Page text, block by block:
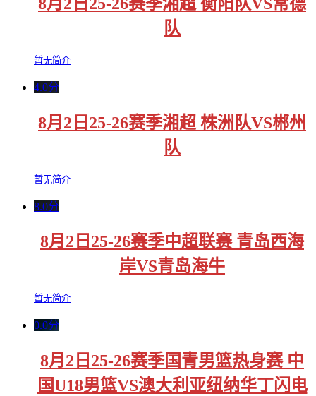
队
暂无简介
4.0分
8月2日25-26赛季湘超 株洲队VS郴州
队
暂无简介
8.0分
8月2日25-26赛季中超联赛 青岛西海
岸VS青岛海牛
暂无简介
0.0分
8月2日25-26赛季国青男篮热身赛 中
国U18男篮VS澳大利亚纽纳华丁闪电